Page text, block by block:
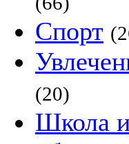
Спорт
(20)
Школа